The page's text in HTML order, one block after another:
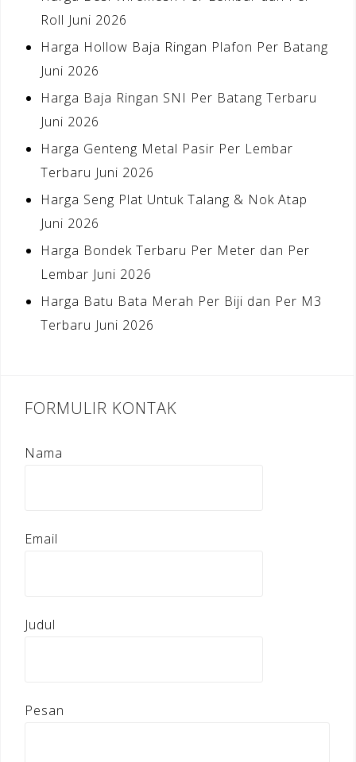
Roll Juni 2026
Harga Hollow Baja Ringan Plafon Per Batang
Juni 2026
Harga Baja Ringan SNI Per Batang Terbaru
Juni 2026
Harga Genteng Metal Pasir Per Lembar
Terbaru Juni 2026
Harga Seng Plat Untuk Talang & Nok Atap
Juni 2026
Harga Bondek Terbaru Per Meter dan Per
Lembar Juni 2026
Harga Batu Bata Merah Per Biji dan Per M3
Terbaru Juni 2026
FORMULIR KONTAK
Nama
Email
Judul
Pesan